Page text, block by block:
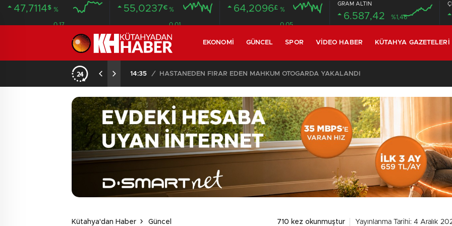
47,7114$ %
0.17
55,0237€ %
0.01
64,2096£ %
0.05
GRAM ALTIN
6.587,42 %1,46
EKONOMI GÜNCEL SPOR VIDEO HABER KÜTAHYA GAZETELERI
20:58 /
Kütahya'dan Haber Güncel 710 kez okunmuştur Yayınlanma Tarihi: 4 Aralık